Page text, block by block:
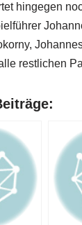
hingegen
restlichen